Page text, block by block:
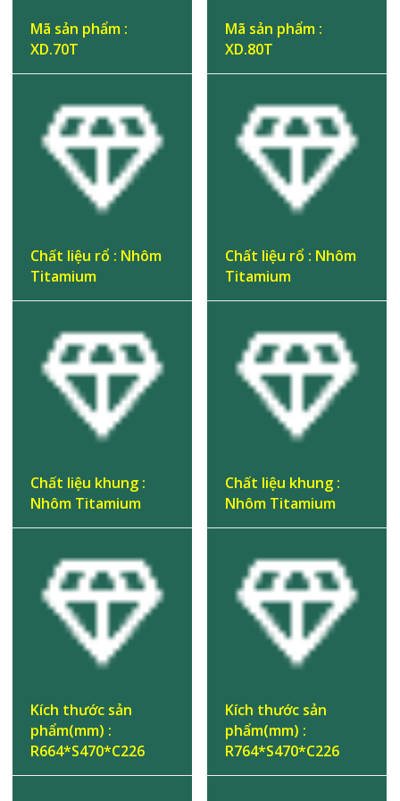
Mã sản phẩm :
XD.70T
Chất liệu rổ : Nhôm
Titamium
Chất liệu khung :
Nhôm Titamium
Kích thước sản
phẩm(mm) :
R664*S470*C226
Mã sản phẩm :
XD.80T
Chất liệu rổ : Nhôm
Titamium
Chất liệu khung :
Nhôm Titamium
Kích thước sản
phẩm(mm) :
R764*S470*C226